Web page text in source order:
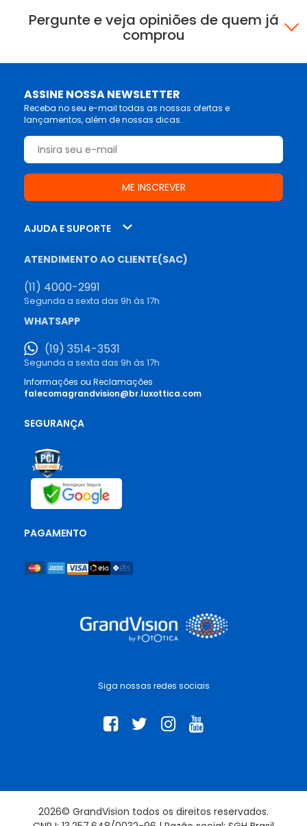
Pergunte e veja opiniões de quem já
comprou
ASSINE NOSSA NEWSLETTER
Receba no seu e-mail todas as nossas ofertas e
lançamentos, além de nossas dicas.
Siga nossas redes sociais
AJUDA E SUPORTE
ATENDIMENTO AO CLIENTE(SAC)
(11) 4000-2991
Segunda a sexta das 9h às 17h
WHATSAPP
(19) 3514-3531
Segunda a sexta das 9h às 17h
Informações ou Reclamações
falecomagrandvision@br.luxottica.com
SEGURANÇA
PAGAMENTO
2026© GrandVision todos os direitos reservados.